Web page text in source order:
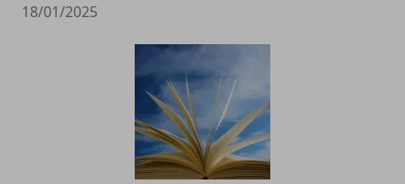
18/01/2025